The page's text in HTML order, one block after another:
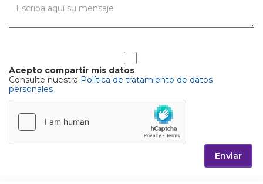
Acepto compartir mis datos
Consulte nuestra Política de tratamiento de datos
personales
Enviar